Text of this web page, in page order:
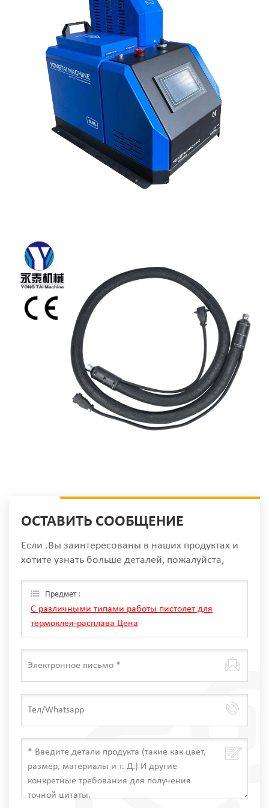
ОСТАВИТЬ СООБЩЕНИЕ
Если .Вы заинтересованы в наших продуктах и
хотите узнать больше деталей, пожалуйста,
только мы Can.
Предмет :
С различными типами работы пистолет для
термоклея-расплава Цена